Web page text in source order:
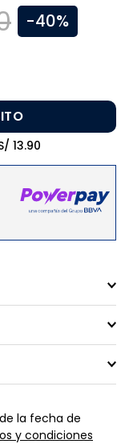
-40%
13.90
la fecha de
y condiciones